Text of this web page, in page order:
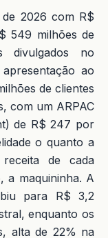
2026 com R$
549 milhões de
divulgados no
ao
de clientes
com um ARPAC
de R$ 247 por
o quanto a
de cada
a maquininha. A
para R$ 3,2
enquanto os
alta de 22% na